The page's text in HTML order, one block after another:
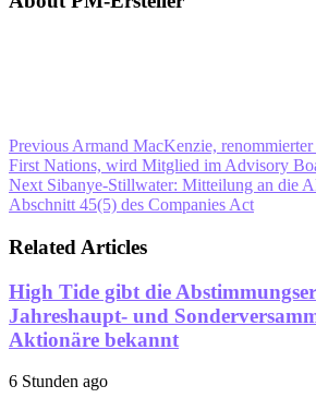
Previous Armand MacKenzie,
First Nations, wird Mitglied im Advisory
Next Sibanye-Stillwater: Mitteilung an die
Abschnitt 45(5) des Companies Act
Related Articles
High Tide gibt die
Jahreshaupt- und
Aktionäre bekannt
6 Stunden ago